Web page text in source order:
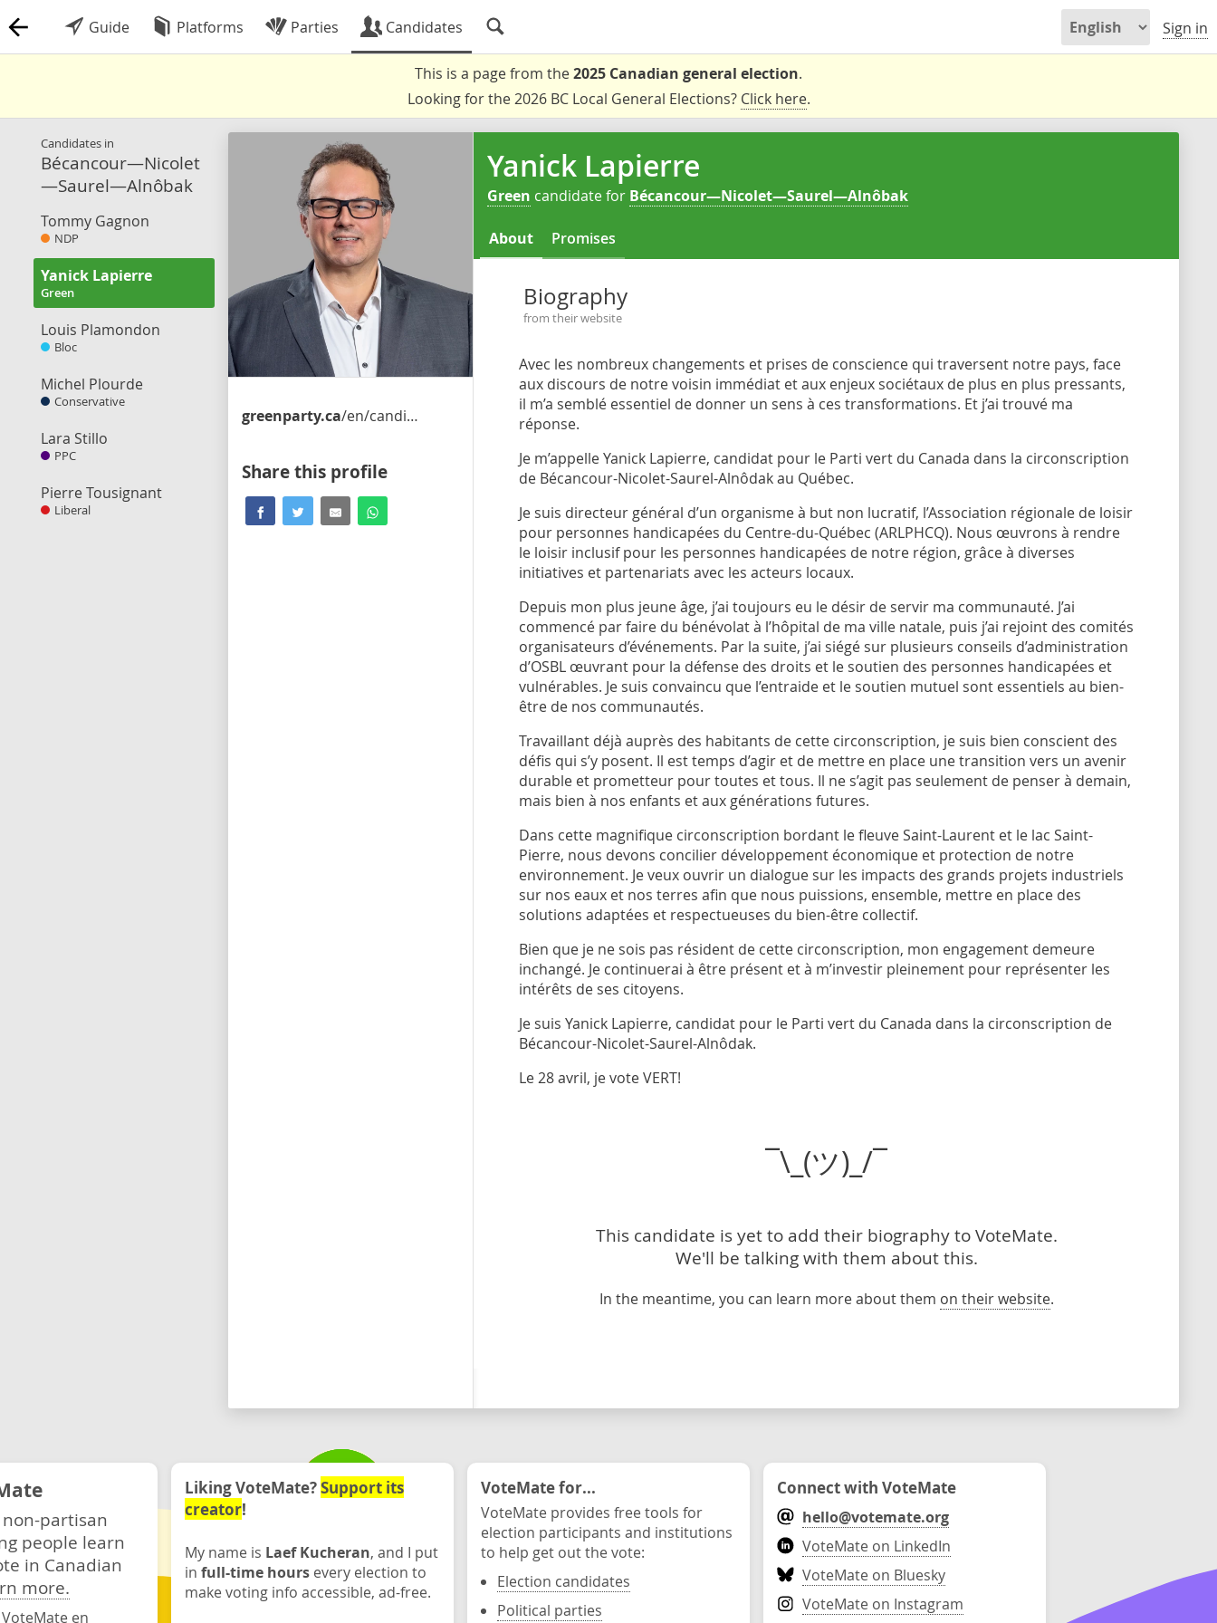
Guide Platforms Parties Candidates Sign in
This is a page from the2025 Canadian general election.
Looking for the 2026 BC Local General Elections? Click here.
Candidates in
Bécancour—Nicolet
—Saurel—Alnôbak
Tommy Gagnon
NDP
Yanick Lapierre
Green
Louis Plamondon
Bloc
Michel Plourde
Conservative
Lara Stillo
PPC
Pierre Tousignant
Liberal
greenparty.ca/en/candidate/yanick-lapierre
Share this profile
Yanick Lapierre
Green candidate for Bécancour—Nicolet—Saurel—Alnôbak
About Promises
Biography
from their website
Avec les nombreux changements et prises de conscience qui traversent notre pays, face
aux discours de notre voisin immédiat et aux enjeux sociétaux de plus en plus pressants,
il m’a semblé essentiel de donner un sens à ces transformations. Et j’ai trouvé ma
réponse.
Je m’appelle Yanick Lapierre, candidat pour le Parti vert du Canada dans la circonscription
de Bécancour-Nicolet-Saurel-Alnôdak au Québec.
Je suis directeur général d’un organisme à but non lucratif, l’Association régionale de loisir
pour personnes handicapées du Centre-du-Québec (ARLPHCQ). Nous œuvrons à rendre
le loisir inclusif pour les personnes handicapées de notre région, grâce à diverses
initiatives et partenariats avec les acteurs locaux.
Depuis mon plus jeune âge, j’ai toujours eu le désir de servir ma communauté. J’ai
commencé par faire du bénévolat à l’hôpital de ma ville natale, puis j’ai rejoint des comités
organisateurs d’événements. Par la suite, j’ai siégé sur plusieurs conseils d’administration
d’OSBL œuvrant pour la défense des droits et le soutien des personnes handicapées et
vulnérables. Je suis convaincu que l’entraide et le soutien mutuel sont essentiels au bien-
être de nos communautés.
Travaillant déjà auprès des habitants de cette circonscription, je suis bien conscient des
défis qui s’y posent. Il est temps d’agir et de mettre en place une transition vers un avenir
durable et prometteur pour toutes et tous. Il ne s’agit pas seulement de penser à demain,
mais bien à nos enfants et aux générations futures.
Dans cette magnifique circonscription bordant le fleuve Saint-Laurent et le lac Saint-
Pierre, nous devons concilier développement économique et protection de notre
environnement. Je veux ouvrir un dialogue sur les impacts des grands projets industriels
sur nos eaux et nos terres afin que nous puissions, ensemble, mettre en place des
solutions adaptées et respectueuses du bien-être collectif.
Bien que je ne sois pas résident de cette circonscription, mon engagement demeure
inchangé. Je continuerai à être présent et à m’investir pleinement pour représenter les
intérêts de ses citoyens.
Je suis Yanick Lapierre, candidat pour le Parti vert du Canada dans la circonscription de
Bécancour-Nicolet-Saurel-Alnôdak.
Le 28 avril, je vote VERT!
¯\_(ツ)_/¯
This candidate is yet to add their biography to VoteMate.
We'll be talking with them about this.
In the meantime, you can learn more about them on their website.
partisan
people learn
in Canadian
more.
VoteMate en
Liking VoteMate?Support its
creator!
My name is Laef Kucheran, and I put
in full-time hours every election to
make voting info accessible, ad-free.
VoteMate for...
VoteMate provides free tools for
election participants and institutions
to help get out the vote:
Election candidates
Political parties
Connect with VoteMate
hello@votemate.org
VoteMate on LinkedIn
VoteMate on Bluesky
VoteMate on Instagram